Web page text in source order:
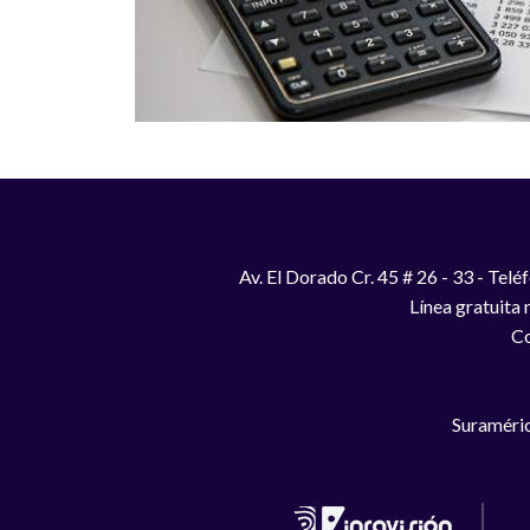
Av. El Dorado Cr. 45 # 26 - 33 -
Línea gratuita